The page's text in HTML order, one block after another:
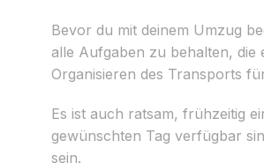
Bevor du mit deinem Umzug
alle Aufgaben zu behalten, die
Organisieren des Transports
Es ist auch ratsam, frühzeitig
gewünschten Tag verfügbar
sein.